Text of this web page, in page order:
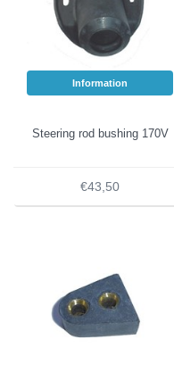
Information
Steering rod bushing 170V
€43,50